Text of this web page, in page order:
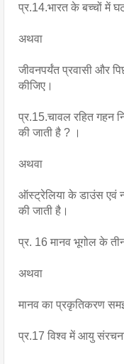
प्र.14.भारत के बच्चों में
अथवा
जीवनपर्यंत प्रवासी और
कीजिए।
प्र.15.चावल रहित गहन
की जाती है ? ।
अथवा
ऑस्ट्रेलिया के डाउंस एवं
की जाती है।
प्र. 16 मानव भूगोल के
अथवा
मानव का प्रकृतिकरण
प्र.17 विश्व में आयु